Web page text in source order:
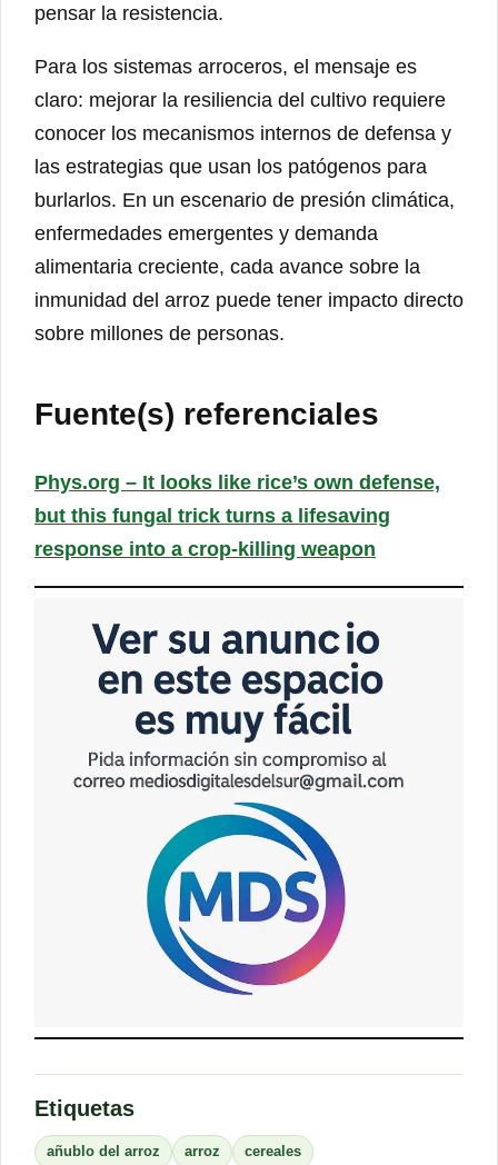
pensar la resistencia.
Para los sistemas arroceros, el mensaje es
claro: mejorar la resiliencia del cultivo requiere
conocer los mecanismos internos de defensa y
las estrategias que usan los patógenos para
burlarlos. En un escenario de presión climática,
enfermedades emergentes y demanda
alimentaria creciente, cada avance sobre la
inmunidad del arroz puede tener impacto directo
sobre millones de personas.
Fuente(s) referenciales
Phys.org – It looks like rice’s own defense,
but this fungal trick turns a lifesaving
response into a crop-killing weapon
Etiquetas
añublo del arroz arroz cereales